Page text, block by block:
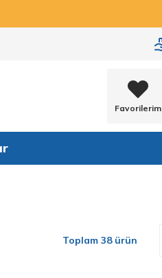
Favorilerim
Toplam 38 ürün